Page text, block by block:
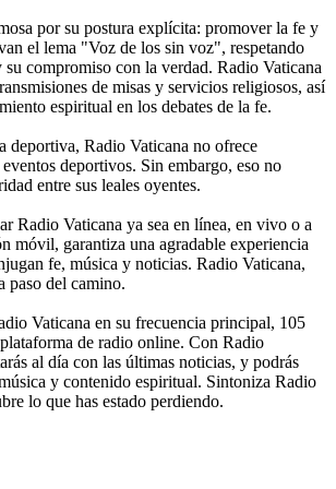
por su postura explícita: promover la fe y
el lema "Voz de los sin voz", respetando
su compromiso con la verdad. Radio Vaticana
de misas y servicios religiosos, así
espiritual en los debates de la fe.
deportiva, Radio Vaticana no ofrece
deportivos. Sin embargo, eso no
entre sus leales oyentes.
Radio Vaticana ya sea en línea, en vivo o a
móvil, garantiza una agradable experiencia
fe, música y noticias. Radio Vaticana,
paso del camino.
Vaticana en su frecuencia principal, 105
de radio online. Con Radio
al día con las últimas noticias, y podrás
y contenido espiritual. Sintoniza Radio
lo que has estado perdiendo.